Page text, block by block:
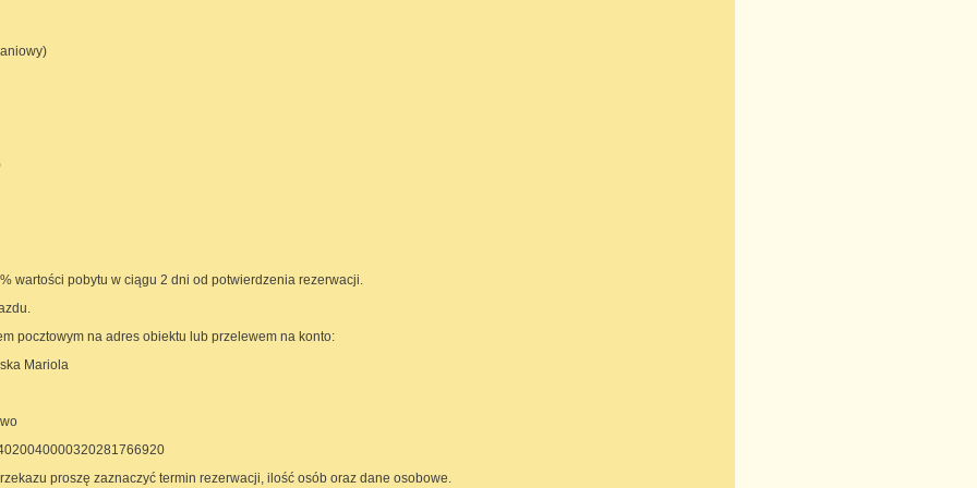
wartości pobytu w ciągu 2 dni od potwierdzenia rezerwacji.
pocztowym na adres obiektu lub przelewem na konto:
proszę zaznaczyć termin rezerwacji, ilość osób oraz dane osobowe.